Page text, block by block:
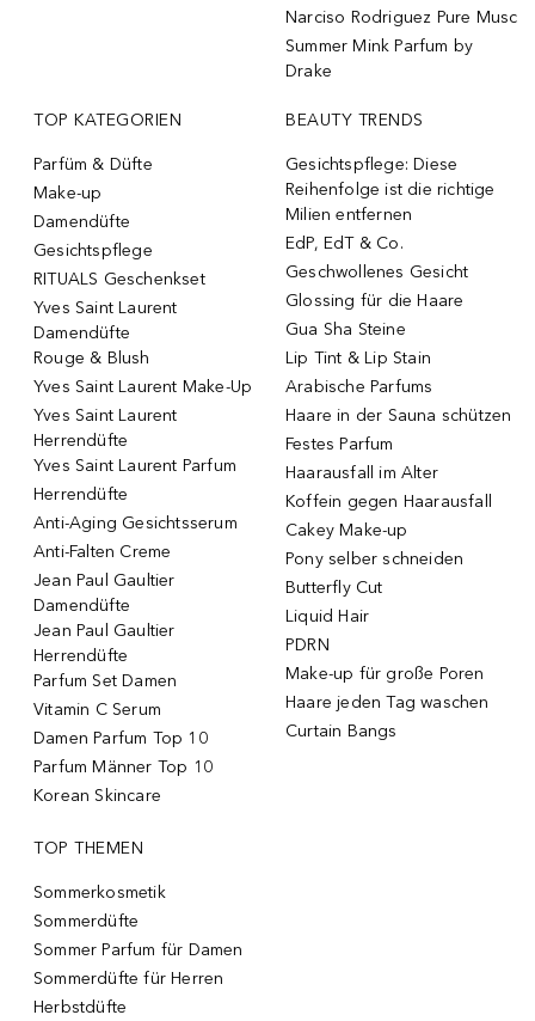
Narciso Rodriguez Pure Musc
Summer Mink Parfum by
Drake
TOP KATEGORIEN
Parfüm & Düfte
Make-up
Damendüfte
Gesichtspflege
RITUALS Geschenkset
Yves Saint Laurent
Damendüfte
Rouge & Blush
Yves Saint Laurent Make-Up
Yves Saint Laurent
Herrendüfte
Yves Saint Laurent Parfum
Herrendüfte
Anti-Aging Gesichtsserum
Anti-Falten Creme
Jean Paul Gaultier
Damendüfte
Jean Paul Gaultier
Herrendüfte
Parfum Set Damen
Vitamin C Serum
Damen Parfum Top 10
Parfum Männer Top 10
Korean Skincare
BEAUTY TRENDS
Gesichtspflege: Diese
Reihenfolge ist die richtige
Milien entfernen
EdP, EdT & Co.
Geschwollenes Gesicht
Glossing für die Haare
Gua Sha Steine
Lip Tint & Lip Stain
Arabische Parfums
Haare in der Sauna schützen
Festes Parfum
Haarausfall im Alter
Koffein gegen Haarausfall
Cakey Make-up
Pony selber schneiden
Butterfly Cut
Liquid Hair
PDRN
Make-up für große Poren
Haare jeden Tag waschen
Curtain Bangs
TOP THEMEN
Sommerkosmetik
Sommerdüfte
Sommer Parfum für Damen
Sommerdüfte für Herren
Herbstdüfte